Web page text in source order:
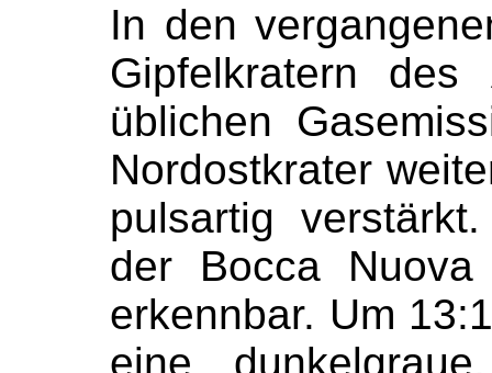
In den
Gipfelkratern
üblichen
Nordostkrater
pulsartig
der Bocca Nuova
erkennbar. Um
eine